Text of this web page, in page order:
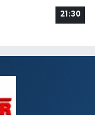
21:30